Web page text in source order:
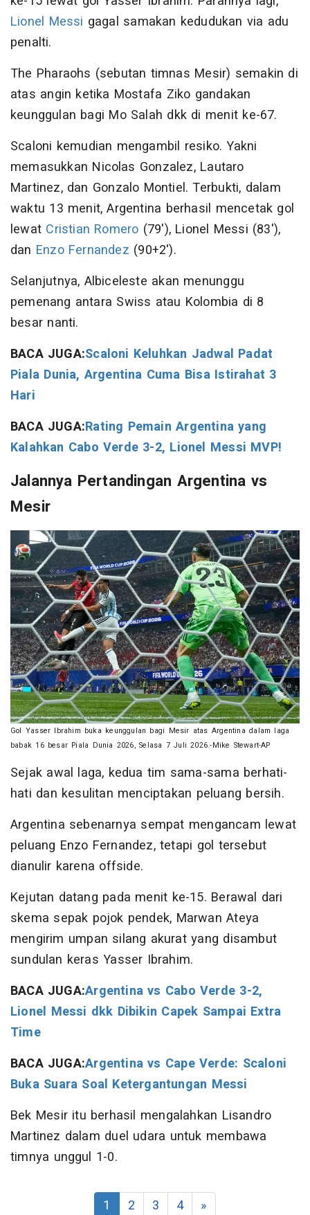
Lionel Messi gagal samakan kedudukan via adu
penalti.
The Pharaohs (sebutan timnas Mesir) semakin di
atas angin ketika Mostafa Ziko gandakan
keunggulan bagi Mo Salah dkk di menit ke-67.
Scaloni kemudian mengambil resiko. Yakni
memasukkan Nicolas Gonzalez, Lautaro
Martinez, dan Gonzalo Montiel. Terbukti, dalam
waktu 13 menit, Argentina berhasil mencetak gol
lewat Cristian Romero (79'), Lionel Messi (83'),
dan Enzo Fernandez (90+2').
Selanjutnya, Albiceleste akan menunggu
pemenang antara Swiss atau Kolombia di 8
besar nanti.
BACA JUGA:Scaloni Keluhkan Jadwal Padat
Piala Dunia, Argentina Cuma Bisa Istirahat 3
Hari
BACA JUGA:Rating Pemain Argentina yang
Kalahkan Cabo Verde 3-2, Lionel Messi MVP!
Jalannya Pertandingan Argentina vs
Mesir
Gol Yasser Ibrahim buka keunggulan bagi Mesir atas Argentina dalam laga
babak 16 besar Piala Dunia 2026, Selasa 7 Juli 2026.-Mike Stewart-AP
Sejak awal laga, kedua tim sama-sama berhati-
hati dan kesulitan menciptakan peluang bersih.
Argentina sebenarnya sempat mengancam lewat
peluang Enzo Fernandez, tetapi gol tersebut
dianulir karena offside.
Kejutan datang pada menit ke-15. Berawal dari
skema sepak pojok pendek, Marwan Ateya
mengirim umpan silang akurat yang disambut
sundulan keras Yasser Ibrahim.
BACA JUGA:Argentina vs Cabo Verde 3-2,
Lionel Messi dkk Dibikin Capek Sampai Extra
Time
BACA JUGA:Argentina vs Cape Verde: Scaloni
Buka Suara Soal Ketergantungan Messi
Bek Mesir itu berhasil mengalahkan Lisandro
Martinez dalam duel udara untuk membawa
timnya unggul 1-0.
1 2 3 4 »